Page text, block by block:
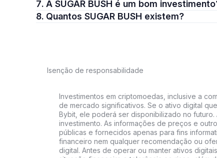
7. A SUGAR BUSH é um bom
8. Quantos SUGAR BUSH existem?
Isenção de responsabilidade
Investimentos em criptomoedas, inclusive a
de mercado significativos. Se o ativo digital
Bybit, ele poderá ser disponibilizado no
investimento. As informações de preços e
públicas e fornecidos apenas para fins
financeiro nem qualquer recomendação ou
digital. Antes de operar ou manter ativos